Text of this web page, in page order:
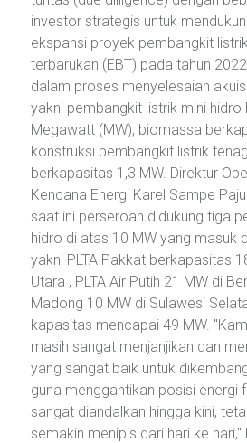
investor strategis untuk
ekspansi proyek pembangkit
terbarukan (EBT) pada tahun
dalam proses menyelesaian
yakni pembangkit listrik mini
Megawatt (MW), biomassa
konstruksi pembangkit listrik
berkapasitas 1,3 MW. Direktur
Kencana Energi Karel Sampe
saat ini perseroan didukung tiga
hidro di atas 10 MW yang masuk
yakni PLTA Pakkat berkapasitas
Utara , PLTA Air Putih 21 MW di
Madong 10 MW di Sulawesi
kapasitas mencapai 49 MW.
masih sangat menjanjikan dan
yang sangat baik untuk
guna menggantikan posisi energi
sangat diandalkan hingga kini,
semakin menipis dari hari ke